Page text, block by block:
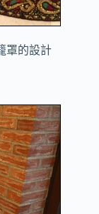
罩的設計